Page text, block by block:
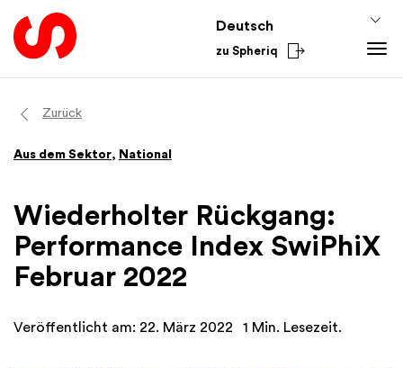
Deutsch
zu Spheriq
Verzeichnis
Recherche
Spenden-Tools
Netzwerke
Fundraising-Tipps
Finanzen
Academy
Aus dem Sektor
International
Zurück
Aus dem Sektor, National
Wiederholter Rückgang:
Performance Index SwiPhiX
Februar 2022
Veröffentlicht am: 22. März 2022 1 Min. Lesezeit.